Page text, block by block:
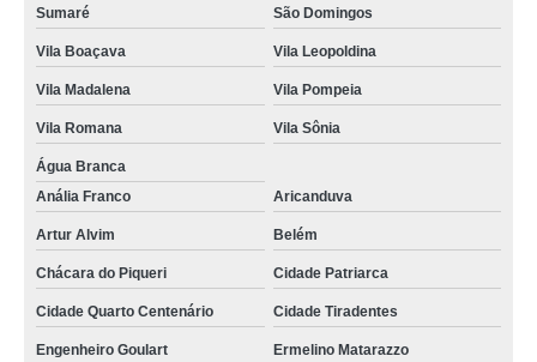
cartão de pvc personalizado preço Cachoeirinha
onde comprar cartão pvc Praça da Arvore
cartão de pvc Alto do Pari
onde comprar cartão em pvc personalizado Vila Nova Conceição
onde comprar cartão de visita pvc Vila Madalena
empresa que faz cartão pvc para crachás Chácara Inglesa
cartão de visita em pvc valor Jardim Everest
onde comprar cartão pvc personalizado Jardim Guedala
Sumaré São Domingos
Vila Boaçava Vila Leopoldina
Vila Madalena Vila Pompeia
Vila Romana Vila Sônia
Água Branca
Anália Franco
Aricanduva
Artur Alvim Belém
Chácara do Piqueri Cidade Patriarca
Cidade Quarto Centenário Cidade Tiradentes
Engenheiro Goulart Ermelino Matarazzo